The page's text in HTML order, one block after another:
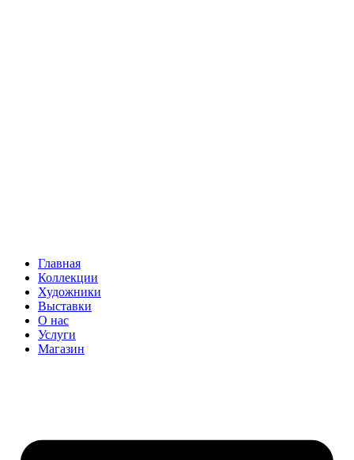
Главная
Коллекции
Художники
Выставки
О нас
Услуги
Магазин